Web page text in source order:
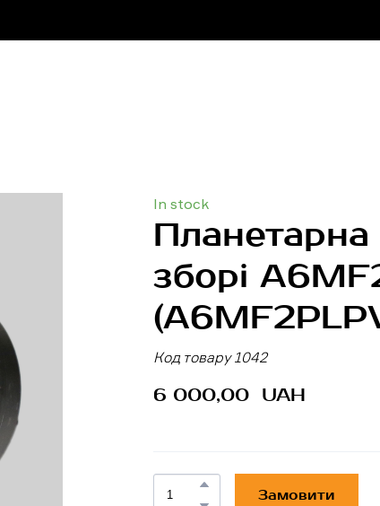
In stock
зборі
Код товару 1042
6 000,00  UAH
Замовити